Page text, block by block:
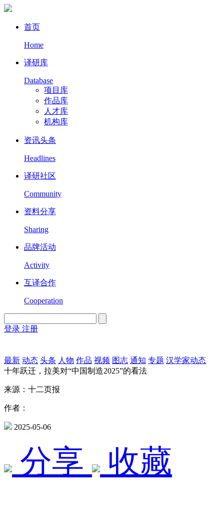
首页
Home
译研库
Database
项目库
作品库
人才库
机构库
资讯头条
Headlines
译研社区
Community
资料分享
Sharing
品牌活动
Activity
互译合作
Cooperation
登录 注册
最新 动态 头条 人物 作品 视频 图志 通知 专题 汉学家动态
十年跃迁，拉美对“中国制造2025”的看法
来源：十二页报
作者：
2025-05-06
分享 收藏